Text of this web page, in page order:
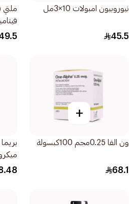
نيوروبيون امبولات 10×3مل
45.5
ملتي
+
ون الفا 0.25مجم 100كبسولة
68.1